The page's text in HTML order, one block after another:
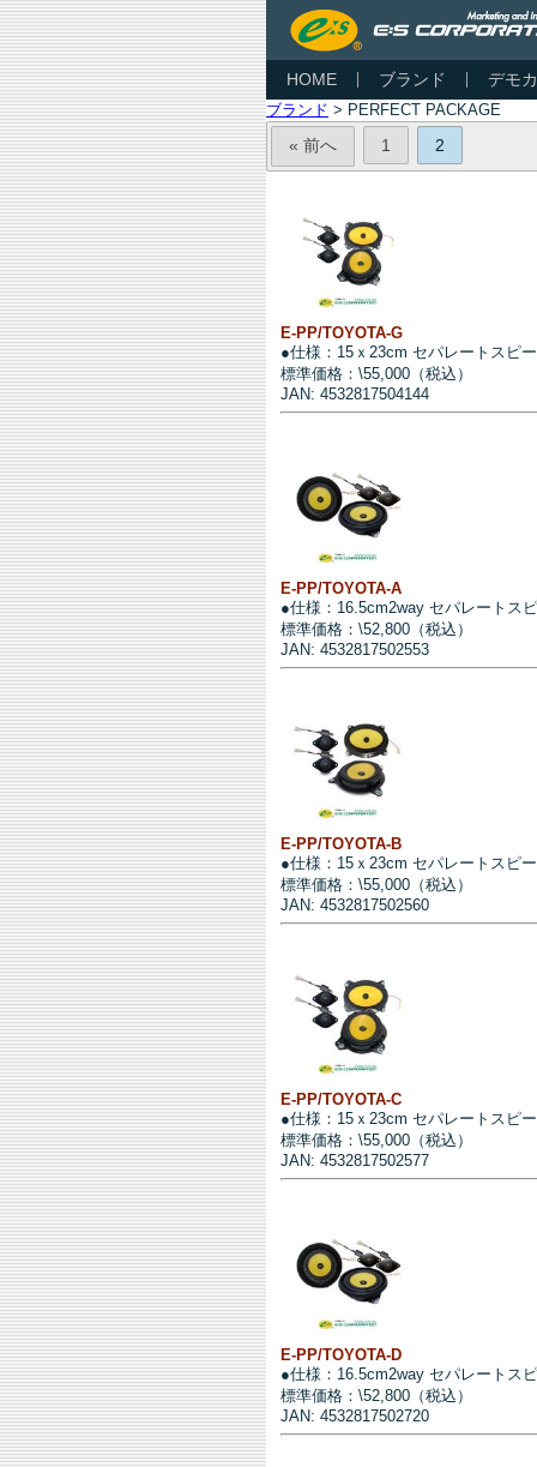
HOME ブランド デモ
ブランド > PERFECT PACKAGE
« 前へ 1 2
E-PP/TOYOTA-G
●仕様：15ｘ23cm セパレートスピ
標準価格：\55,000（税込）
JAN: 4532817504144
E-PP/TOYOTA-A
●仕様：16.5cm2way セパレートス
標準価格：\52,800（税込）
JAN: 4532817502553
E-PP/TOYOTA-B
●仕様：15ｘ23cm セパレートスピ
標準価格：\55,000（税込）
JAN: 4532817502560
E-PP/TOYOTA-C
●仕様：15ｘ23cm セパレートスピ
標準価格：\55,000（税込）
JAN: 4532817502577
E-PP/TOYOTA-D
●仕様：16.5cm2way セパレートス
標準価格：\52,800（税込）
JAN: 4532817502720